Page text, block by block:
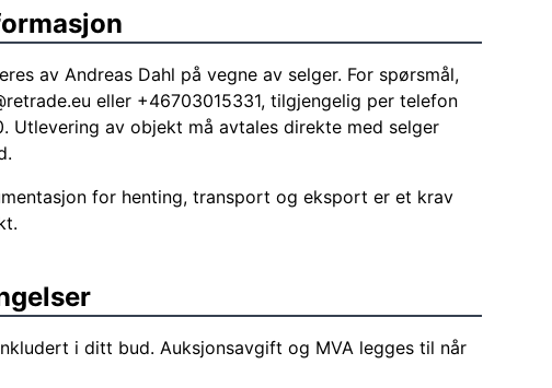
av Andreas Dahl på vegne av selger. For spørsmål,
eller +46703015331, tilgjengelig per telefon
Utlevering av objekt må avtales direkte med selger
for henting, transport og eksport er et krav
i ditt bud. Auksjonsavgift og MVA legges til når